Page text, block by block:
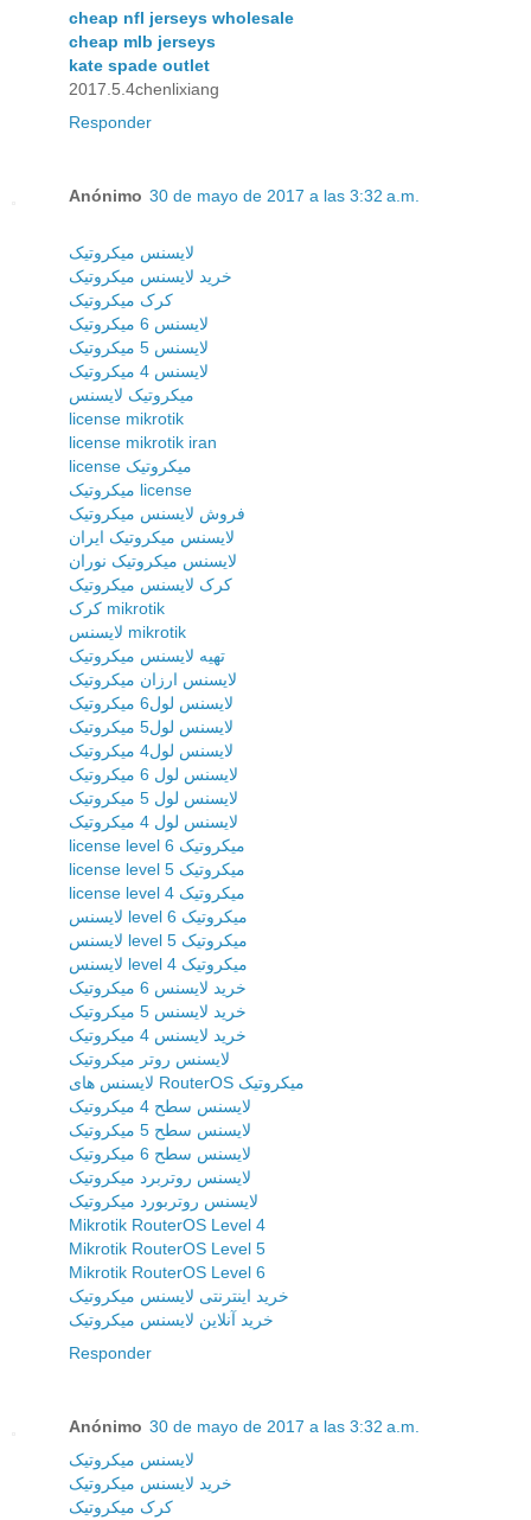
cheap nfl jerseys wholesale
cheap mlb jerseys
kate spade outlet
2017.5.4chenlixiang
Responder
Anónimo 30 de mayo de 2017 a las 3:32 a.m.
لایسنس میکروتیک
خرید لایسنس میکروتیک
کرک میکروتیک
لایسنس 6 میکروتیک
لایسنس 5 میکروتیک
لایسنس 4 میکروتیک
میکروتیک لایسنس
license mikrotik
license mikrotik iran
license میکروتیک
میکروتیک license
فروش لایسنس میکروتیک
لایسنس میکروتیک ایران
لایسنس میکروتیک نوران
کرک لایسنس میکروتیک
کرک mikrotik
لایسنس mikrotik
تهیه لایسنس میکروتیک
لایسنس ارزان میکروتیک
لایسنس لول6 میکروتیک
لایسنس لول5 میکروتیک
لایسنس لول4 میکروتیک
لایسنس لول 6 میکروتیک
لایسنس لول 5 میکروتیک
لایسنس لول 4 میکروتیک
license level 6 میکروتیک
license level 5 میکروتیک
license level 4 میکروتیک
لایسنس level 6 میکروتیک
لایسنس level 5 میکروتیک
لایسنس level 4 میکروتیک
خرید لایسنس 6 میکروتیک
خرید لایسنس 5 میکروتیک
خرید لایسنس 4 میکروتیک
لایسنس روتر میکروتیک
لایسنس های RouterOS میکروتیک
لایسنس سطح 4 میکروتیک
لایسنس سطح 5 میکروتیک
لایسنس سطح 6 میکروتیک
لایسنس روتربرد میکروتیک
لایسنس روتربورد میکروتیک
Mikrotik RouterOS Level 4
Mikrotik RouterOS Level 5
Mikrotik RouterOS Level 6
خرید اینترنتی لایسنس میکروتیک
خرید آنلاین لایسنس میکروتیک
Responder
Anónimo 30 de mayo de 2017 a las 3:32 a.m.
لایسنس میکروتیک
خرید لایسنس میکروتیک
کرک میکروتیک